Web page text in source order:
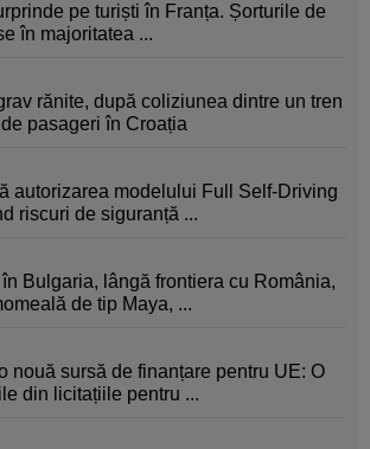
pe turiști în Franța. Șorturile de
în majoritatea ...
rănite, după coliziunea dintre un tren
pasageri în Croația
autorizarea modelului Full Self-Driving
riscuri de siguranță ...
Bulgaria, lângă frontiera cu România,
de tip Maya, ...
nouă sursă de finanțare pentru UE: O
din licitațiile pentru ...